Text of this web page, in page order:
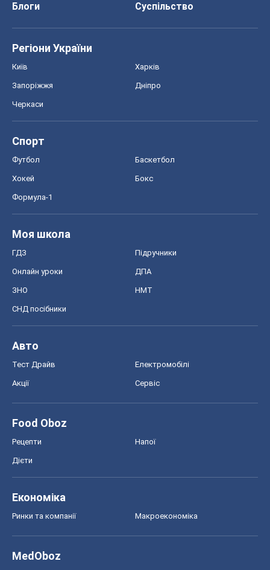
Блоги
Суспільство
Регіони України
Київ Харків
Запоріжжя Дніпро
Черкаси
Спорт
Футбол Баскетбол
Хокей Бокс
Формула-1
Моя школа
ГДЗ Підручники
Онлайн уроки ДПА
ЗНО НМТ
СНД посібники
Авто
Тест Драйв Електромобілі
Акції Сервіс
Food Oboz
Рецепти Напої
Дієти
Економіка
Ринки та компанії Макроекономіка
MedOboz